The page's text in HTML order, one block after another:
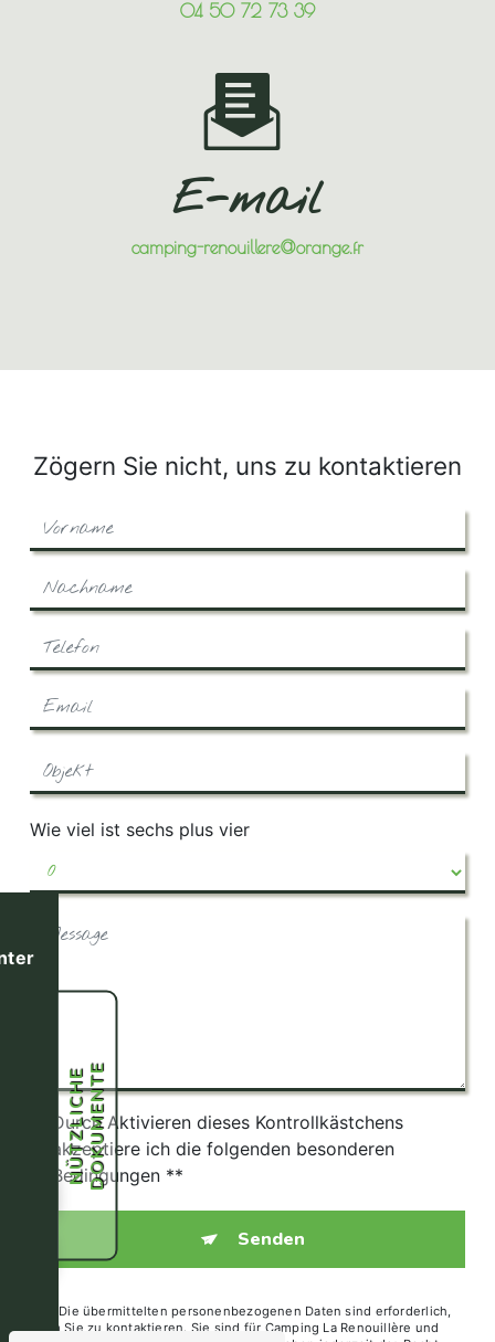
04 50 72 73 39
E-mail
camping-renouillere@orange.fr
Zögern Sie nicht, uns zu kontaktieren
Wie viel ist sechs plus vier
Durch Aktivieren dieses Kontrollkästchens
akzeptiere ich die folgenden besonderen
Bedingungen **
Senden
** Die übermittelten personenbezogenen Daten sind erforderlich,
um Sie zu kontaktieren. Sie sind für Camping La Renouillère und
N
Ü
T
Z
L
I
C
H
E
D
O
K
U
M
E
N
TE